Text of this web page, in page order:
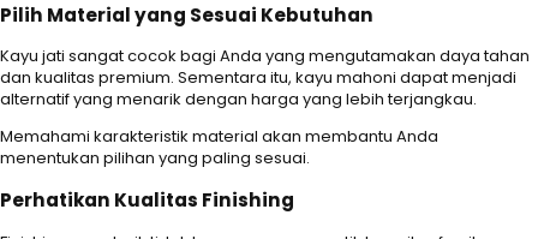
Pilih Material yang Sesuai Kebutuhan
Kayu jati sangat cocok bagi Anda yang mengutamakan daya tahan
dan kualitas premium. Sementara itu, kayu mahoni dapat menjadi
alternatif yang menarik dengan harga yang lebih terjangkau.
Memahami karakteristik material akan membantu Anda
menentukan pilihan yang paling sesuai.
Perhatikan Kualitas Finishing